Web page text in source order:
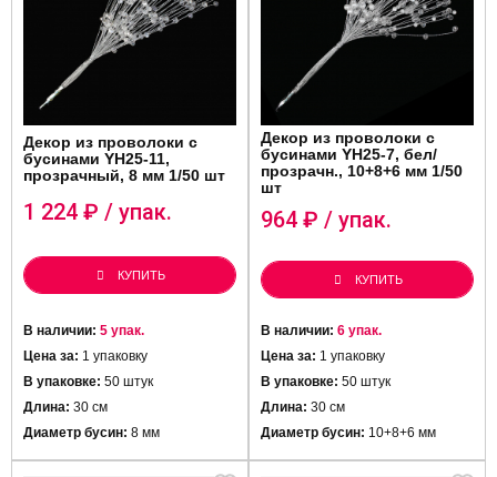
Декор из проволоки с
бусинами YH25-11,
прозрачный, 8 мм 1/50 шт
1 224 ₽ / упак.
КУПИТЬ
В наличии: 5 упак.
Цена за: 1 упаковку
В упаковке: 50 штук
Длина: 30 см
Диаметр бусин: 8 мм
Декор из проволоки с
бусинами YH25-7, бел/
прозрачн., 10+8+6 мм 1/50
шт
964 ₽ / упак.
КУПИТЬ
В наличии: 6 упак.
Цена за: 1 упаковку
В упаковке: 50 штук
Длина: 30 см
Диаметр бусин: 10+8+6 мм